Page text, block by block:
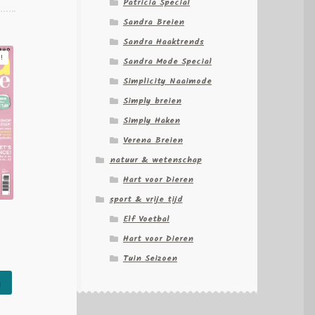
99,95.
Sandra Breien
Sandra Haaktrends
Sandra Mode Special
Simplicity Naaimode
Simply breien
Simply Haken
Verena Breien
natuur & wetenschap
Hart voor Dieren
sport & vrije tijd
Elf Voetbal
Hart voor Dieren
Tuin Seizoen